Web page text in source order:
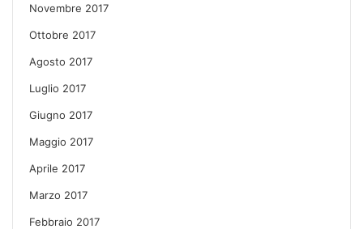
Novembre 2017
Ottobre 2017
Agosto 2017
Luglio 2017
Giugno 2017
Maggio 2017
Aprile 2017
Marzo 2017
Febbraio 2017